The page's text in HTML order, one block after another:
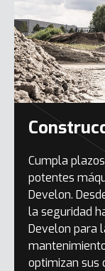
Cumpla
potentes
Develon.
la seguridad
Develon para
optimizan sus